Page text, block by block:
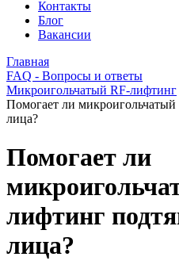
Контакты
Блог
Вакансии
Главная
FAQ - Вопросы и ответы
Микроигольчатый RF-лифтинг
Помогает ли
лица?
Помогает ли
лифтинг
лица?